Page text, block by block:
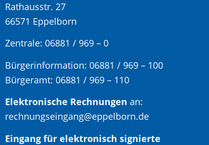
Rathausstr. 27
66571 Eppelborn
Zentrale: 06881 / 969 – 0
Bürgerinformation: 06881 / 969 – 100
Bürgeramt: 06881 / 969 – 110
Elektronische Rechnungen an:
rechnungseingang@eppelborn.de
Eingang für elektronisch signierte